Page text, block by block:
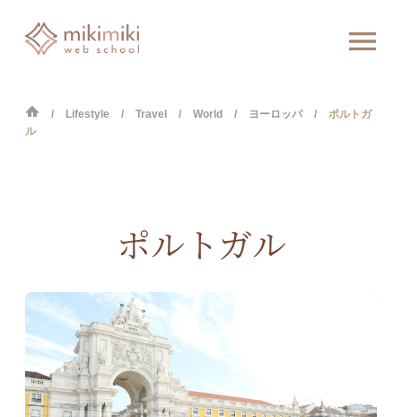
Lifestyle Travel World ヨーロッパ
ポルトガ
ル
ポルトガル